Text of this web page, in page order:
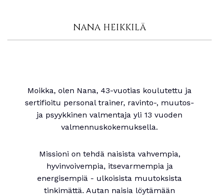
NANA HEIKKILÄ
Moikka, olen Nana, 43-vuotias koulutettu ja
sertifioitu personal trainer, ravinto-, muutos-
ja psyykkinen valmentaja yli 13 vuoden
valmennuskokemuksella.
Missioni on tehdä naisista vahvempia,
hyvinvoivempia, itsevarmempia ja
energisempiä - ulkoisista muutoksista
tinkimättä. Autan naisia löytämään